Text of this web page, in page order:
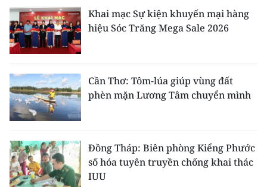
Khai mạc Sự kiện khuyến mại hàng
hiệu Sóc Trăng Mega Sale 2026
Cần Thơ: Tôm-lúa giúp vùng đất
phèn mặn Lương Tâm chuyển mình
Đồng Tháp: Biên phòng Kiểng Phước
số hóa tuyên truyền chống khai thác
IUU